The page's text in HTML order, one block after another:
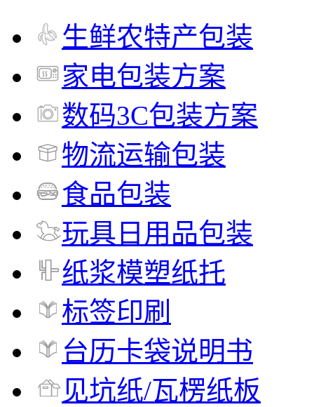
生鲜农特产包装
家电包装方案
数码3C包装方案
物流运输包装
食品包装
玩具日用品包装
纸浆模塑纸托
标签印刷
台历卡袋说明书
见坑纸/瓦楞纸板